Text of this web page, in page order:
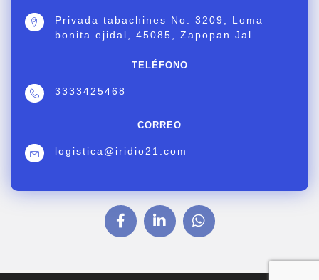
Privada tabachines No. 3209, Loma
bonita ejidal, 45085, Zapopan Jal.
TELÉFONO
3333425468
CORREO
logistica@iridio21.com